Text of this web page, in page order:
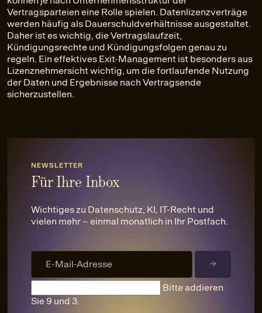
Vertragsparteien eine Rolle spielen. Datenlizenzverträge
werden häufig als Dauerschuldverhältnisse ausgestaltet.
Daher ist es wichtig, die Vertragslaufzeit,
Kündigungsrechte und Kündigungsfolgen genau zu
regeln. Ein effektives Exit-Management ist besonders aus
Lizenznehmersicht wichtig, um die fortlaufende Nutzung
der Daten und Ergebnisse nach Vertragsende
sicherzustellen.
NEWSLETTER
Für Ihre Inbox
Wichtiges zu Datenschutz, KI, IT-Recht und
vielen mehr – einmal monatlich in Ihr Postfach.
Bitte addieren
Sie 9 und 3.